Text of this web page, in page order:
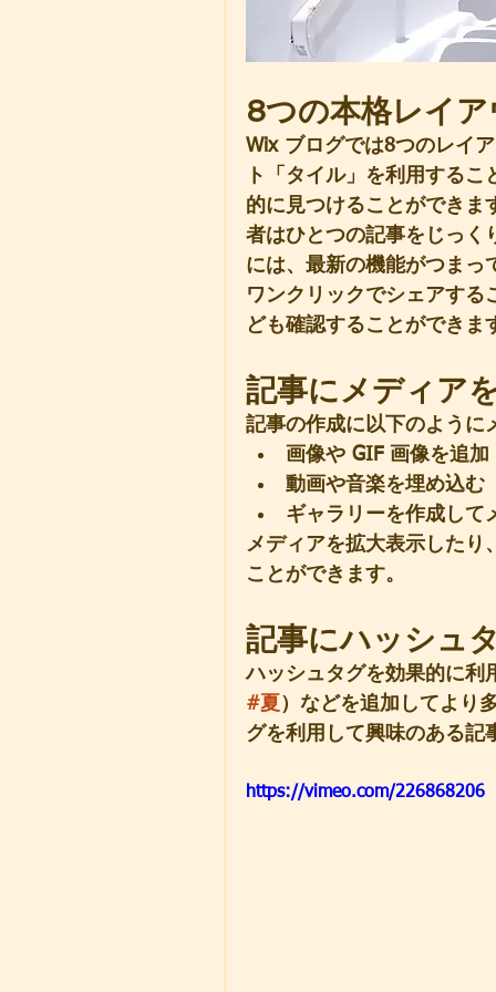
8つの本格レイ
Wix ブログでは8つのレイ
ト「タイル」を利用する
的に見つけることができま
者はひとつの記事をじっく
には、最新の機能がつまっ
ワンクリックでシェアする
ども確認することができま
記事にメディア
記事の作成に以下のように
画像や GIF 画像を追加
動画や音楽を埋め込む
ギャラリーを作成して
メディアを拡大表示したり
ことができます。
記事にハッシュ
ハッシュタグを効果的に
#夏 ）などを追加してより
グを利用して興味のある記
https://vimeo.com/226868206